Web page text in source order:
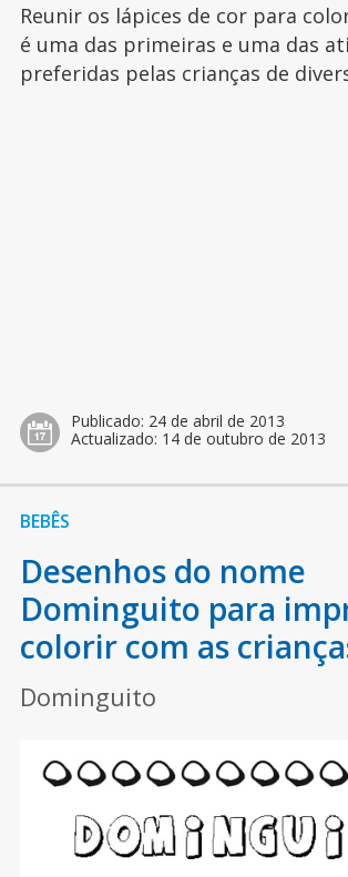
Reunir os lápices de cor para
é uma das primeiras e uma das
preferidas pelas crianças de
Publicado: 24 de abril de 2013
Actualizado: 14 de outubro de 2013
BEBÊS
Desenhos do nome
Dominguito para
colorir com as
Dominguito